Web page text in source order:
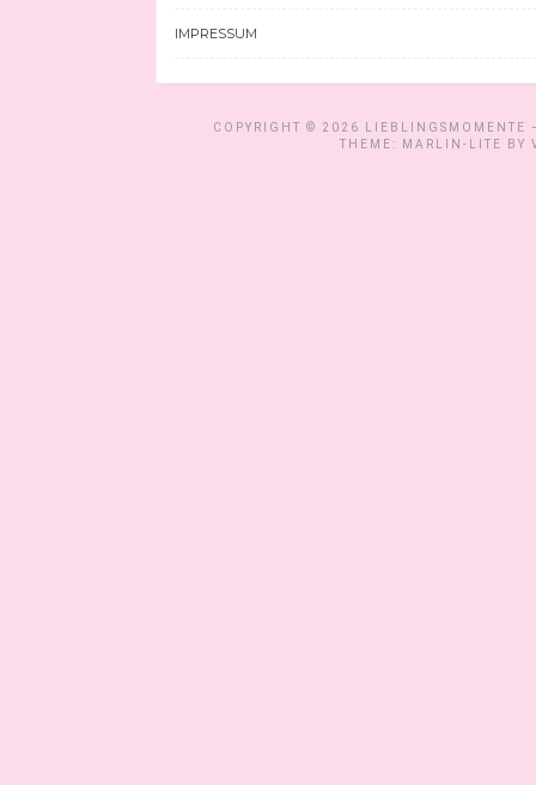
IMPRESSUM
COPYRIGHT © 2026
LIEBLINGSMOMENTE
THEME: MARLIN-LITE BY